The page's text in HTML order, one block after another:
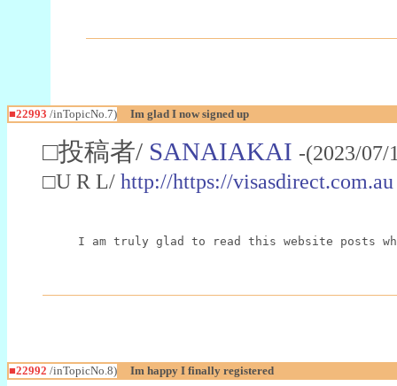
■22993 /inTopicNo.7) Im glad I now signed up
□投稿者/ SANAIAKAI -(2023/
□U R L/ http://https://visasdirect.com.au
I am truly glad to read this website posts
■22992 /inTopicNo.8) Im happy I finally registered